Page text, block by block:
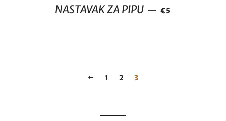
NASTAVAK ZA PIPU — REDOVNA
€5
PRETHODNI
1 2 3